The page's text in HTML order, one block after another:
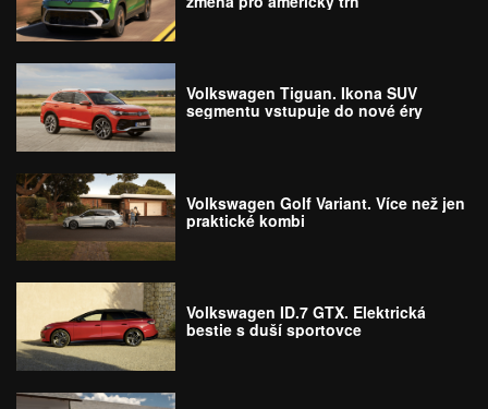
Volkswagen Tiguan. Ikona SUV
segmentu vstupuje do nové éry
Volkswagen Golf Variant. Více než jen
praktické kombi
Volkswagen ID.7 GTX. Elektrická
bestie s duší sportovce